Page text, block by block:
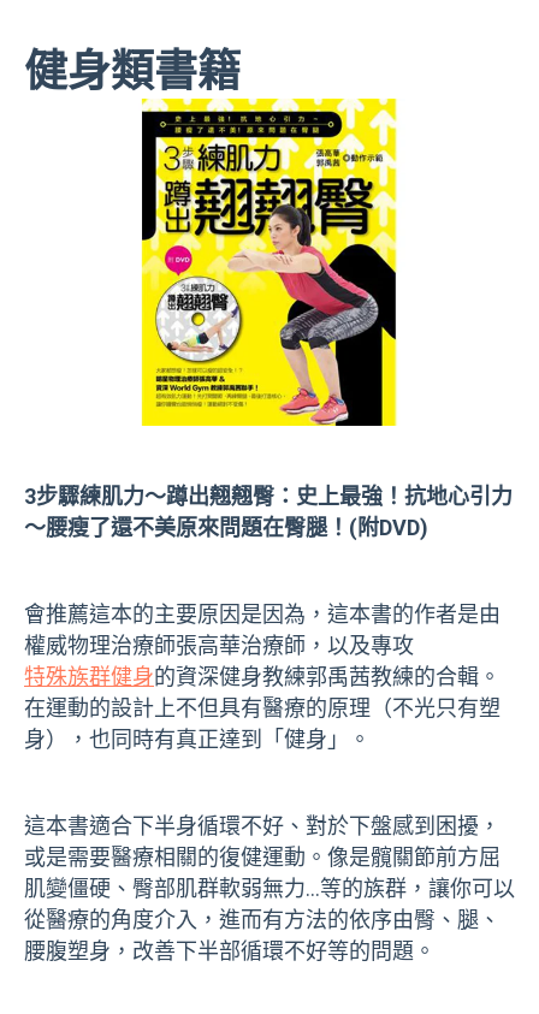
健身類書籍
3步驟練肌力〜蹲出翹翹臀：史上最強！抗地心引力
〜腰瘦了還不美原來問題在臀腿！ (附DVD)
會推薦這本的主要原因是因為，這本書的作者是由
權威物理治療師張高華治療師，以及專攻
特殊族群健身的資深健身教練郭禹茜教練的合輯。
在運動的設計上不但具有醫療的原理（不光只有塑
身），也同時有真正達到「健身」。
這本書適合下半身循環不好、對於下盤感到困擾，
或是需要醫療相關的復健運動。像是髖關節前方屈
肌變僵硬、臀部肌群軟弱無力...等的族群，讓你可以
從醫療的角度介入，進而有方法的依序由臀、腿、
腰腹塑身，改善下半部循環不好等的問題。